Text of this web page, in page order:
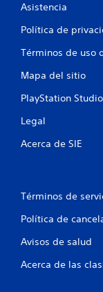
Asistencia
Política de
Términos de uso
Mapa del sitio
PlayStation
Legal
Acerca de SIE
Términos de
Política de
Avisos de salud
Acerca de las